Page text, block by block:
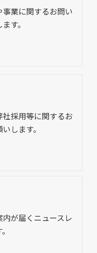
業に関するお問い
す。
採用等に関するお
します。
が届くニュースレ